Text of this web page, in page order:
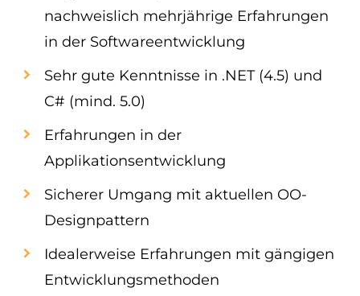
nachweislich mehrjährige Erfahrungen
in der Softwareentwicklung
Sehr gute Kenntnisse in .NET (4.5) und
C# (mind. 5.0)
Erfahrungen in der
Applikationsentwicklung
Sicherer Umgang mit aktuellen OO-
Designpattern
Idealerweise Erfahrungen mit gängigen
Entwicklungsmethoden